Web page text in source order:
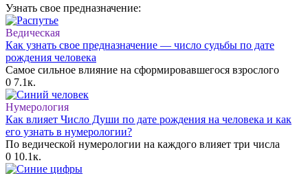
Узнать свое предназначение:
Ведическая
Как узнать свое предназначение — число судьбы по дате
рождения человека
Самое сильное влияние на сформировавшегося взрослого
0 7.1к.
Нумерология
Как влияет Число Души по дате рождения на человека и как
его узнать в нумерологии?
По ведической нумерологии на каждого влияет три числа
0 10.1к.